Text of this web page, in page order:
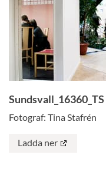
Sundsvall_16360_TS
Fotograf: Tina Stafrén
Ladda ner